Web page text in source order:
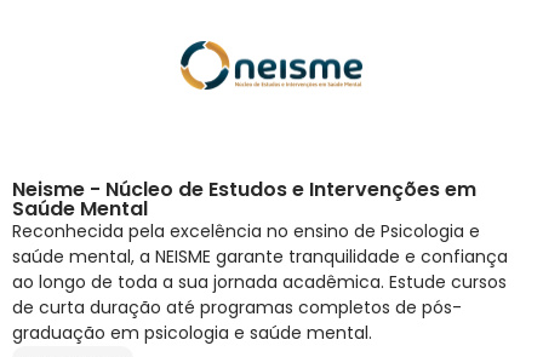
Neisme - Núcleo de Estudos e Intervenções em
Saúde Mental
Reconhecida pela excelência no ensino de Psicologia e
saúde mental, a NEISME garante tranquilidade e confiança
ao longo de toda a sua jornada acadêmica. Estude cursos
de curta duração até programas completos de pós-
graduação em psicologia e saúde mental.